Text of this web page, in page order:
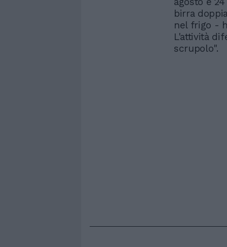
birra
nel frigo -
L'attività
scrupolo".